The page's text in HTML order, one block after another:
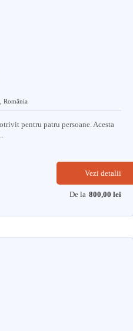
România
pentru patru persoane. Acesta
Vezi detalii
De la 800,00 lei